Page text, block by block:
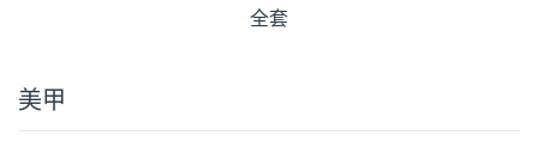
全套
美甲